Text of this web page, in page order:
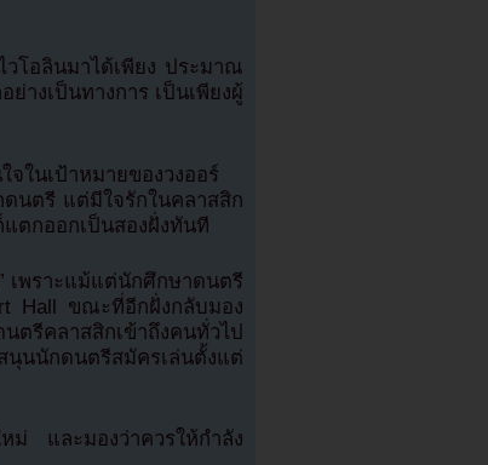
วโอลินมาได้เพียง ประมาณ
างเป็นทางการ เป็นเพียงผู้
ในเป้าหมายของวงออร์
ดนตรี แต่มีใจรักในคลาสสิก
ตกออกเป็นสองฝั่งทันที
เพราะแม้แต่นักศึกษาดนตรี
Hall ขณะที่อีกฝั่งกลับมอง
รีคลาสสิกเข้าถึงคนทั่วไป
นนักดนตรีสมัครเล่นตั้งแต่
ม่ และมองว่าควรให้กำลัง